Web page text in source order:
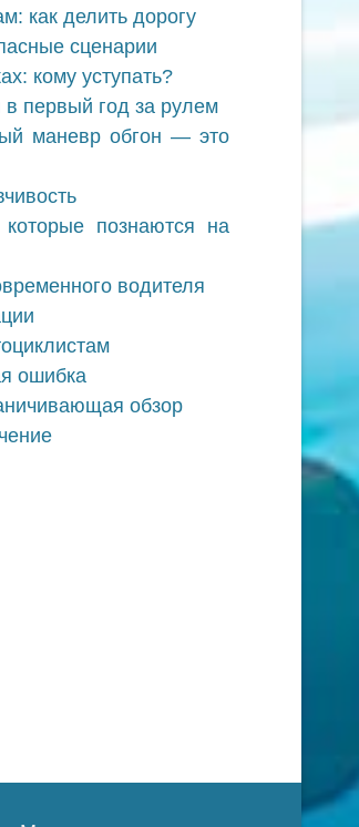
как делить дорогу
сценарии
кому уступать?
в первый год за рулем
маневр обгон — это
познаются на
водителя
ошибка
обзор